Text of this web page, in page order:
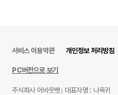
서비스 이용약관 개인정보 처리방침
PC버전으로 보기
주식회사 어바웃펫
대표자명 : 나옥귀